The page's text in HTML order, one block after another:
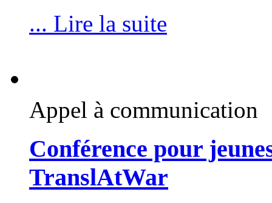
... Lire la suite
Appel à communication
Conférence pour
TranslAtWar